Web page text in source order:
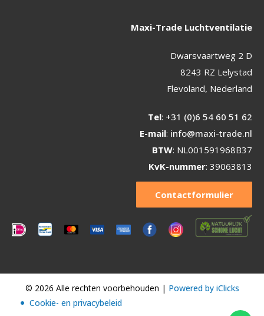
Maxi-Trade Luchtventilatie
Dwarsvaartweg 2 D
8243 RZ Lelystad
Flevoland, Nederland
Tel: +31 (0)6 54 60 51 62
E-mail: info@maxi-trade.nl
BTW: NL001591968B37
KvK-nummer: 39063813
Contactformulier
© 2026 Alle rechten voorbehouden | Powered by iClicks
Cookie- en privacybeleid